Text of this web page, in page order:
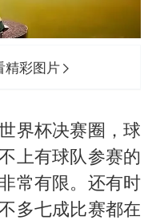
精彩图片
界杯决赛圈，球
上有球队参赛的
常有限。还有时
多七成比赛都在